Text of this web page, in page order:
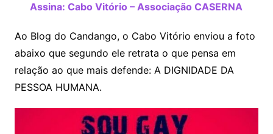
Assina: Cabo Vitório – Associação CASERNA
Ao Blog do Candango, o Cabo Vitório enviou a foto
abaixo que segundo ele retrata o que pensa em
relação ao que mais defende: A DIGNIDADE DA
PESSOA HUMANA.